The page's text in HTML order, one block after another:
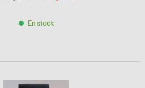
En stock